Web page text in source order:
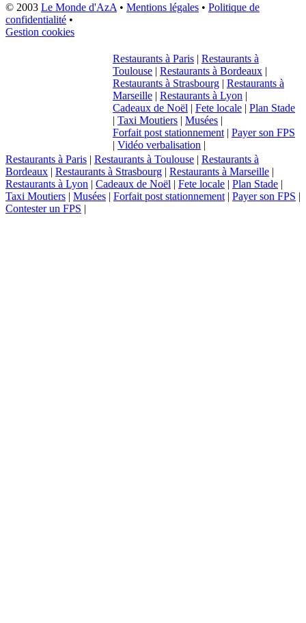
© 2003 Le Monde d'AzA • Mentions légales • Politique de
confidentialité •
Gestion cookies
Restaurants à Paris | Restaurants à
Toulouse | Restaurants à Bordeaux |
Restaurants à Strasbourg | Restaurants à
Marseille | Restaurants à Lyon |
Cadeaux de Noël | Fete locale | Plan Stade
| Taxi Moutiers | Musées |
Forfait post stationnement | Payer son FPS
| Vidéo verbalisation |
Restaurants à Paris | Restaurants à Toulouse | Restaurants à
Bordeaux | Restaurants à Strasbourg | Restaurants à Marseille |
Restaurants à Lyon | Cadeaux de Noël | Fete locale | Plan Stade |
Taxi Moutiers | Musées | Forfait post stationnement | Payer son FPS |
Contester un FPS |